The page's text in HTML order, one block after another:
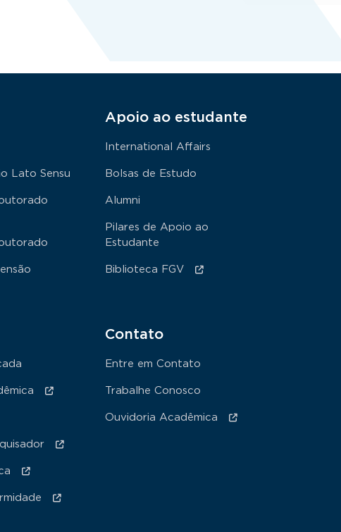
Lato Sensu
Apoio ao estudante
International Affairs
Bolsas de Estudo
Alumni
Pilares de Apoio ao
Estudante
Biblioteca FGV
Contato
Entre em Contato
Trabalhe Conosco
Ouvidoria Acadêmica